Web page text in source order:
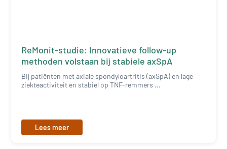
ReMonit-studie: Innovatieve follow-up
methoden volstaan bij stabiele axSpA
Bij patiënten met axiale spondyloartritis (axSpA) en lage
ziekteactiviteit en stabiel op TNF-remmers ...
Lees meer